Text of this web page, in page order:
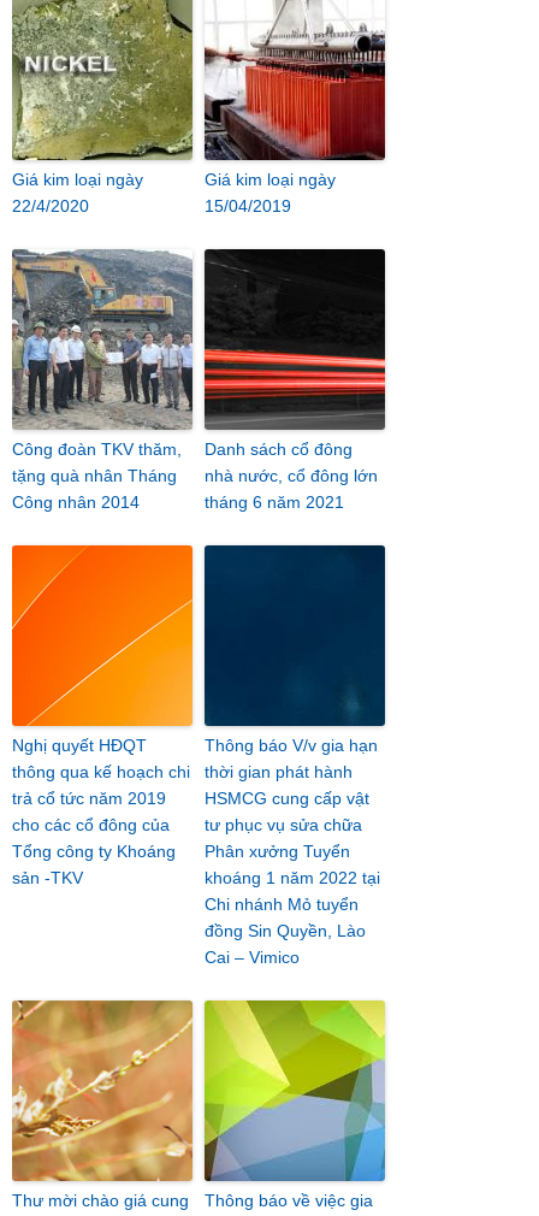
Giá kim loại ngày
22/4/2020
Giá kim loại ngày
15/04/2019
Công đoàn TKV thăm,
tặng quà nhân Tháng
Công nhân 2014
Danh sách cổ đông
nhà nước, cổ đông lớn
tháng 6 năm 2021
Nghị quyết HĐQT
thông qua kế hoạch chi
trả cổ tức năm 2019
cho các cổ đông của
Tổng công ty Khoáng
sản -TKV
Thông báo V/v gia hạn
thời gian phát hành
HSMCG cung cấp vật
tư phục vụ sửa chữa
Phân xưởng Tuyển
khoáng 1 năm 2022 tại
Chi nhánh Mỏ tuyển
đồng Sin Quyền, Lào
Cai – Vimico
Thư mời chào giá cung
Thông báo về việc gia